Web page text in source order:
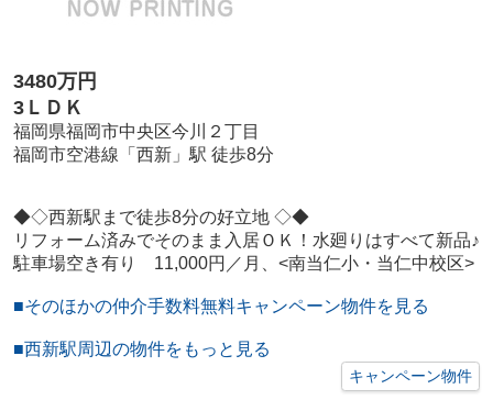
3480万円
3ＬＤＫ
福岡県福岡市中央区今川２丁目
福岡市空港線「西新」駅 徒歩8分
◆◇西新駅まで徒歩8分の好立地 ◇◆
リフォーム済みでそのまま入居ＯＫ！水廻りはすべて新品♪
駐車場空き有り 11,000円／月、<南当仁小・当仁中校区>
■そのほかの仲介手数料無料キャンペーン物件を見る
■西新駅周辺の物件をもっと見る
キャンペーン物件